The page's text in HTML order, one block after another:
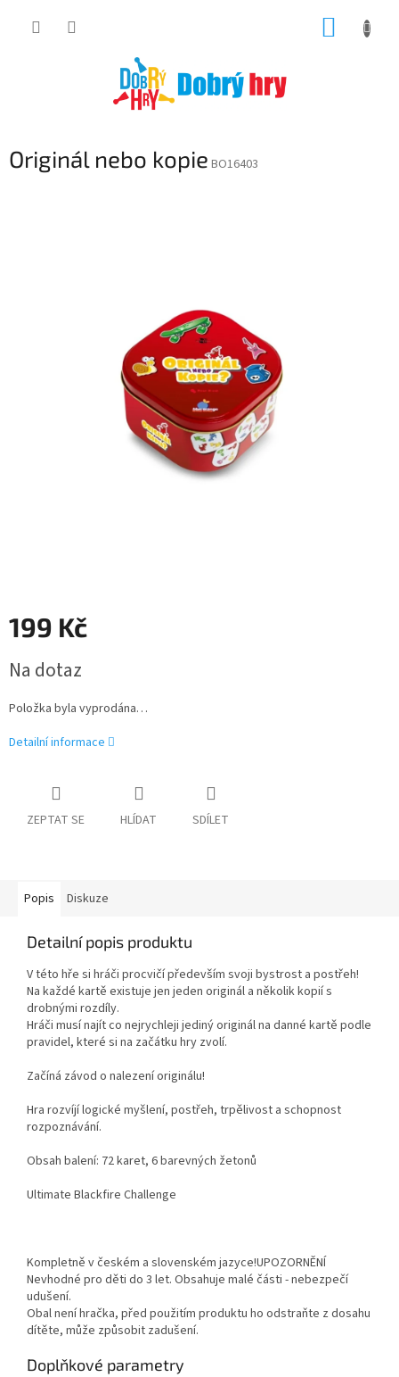
Originál nebo kopie BO16403
199 Kč
cena:
Na dotaz
Položka byla vyprodána…
Detailní informace
ZEPTAT SE HLÍDAT SDÍLET
Popis Diskuze
Detailní popis produktu
V této hře si hráči procvičí především svoji bystrost a postřeh!
Na každé kartě existuje jen jeden originál a několik kopií s
drobnými rozdíly.
Hráči musí najít co nejrychleji jediný originál na danné kartě podle
pravidel, které si na začátku hry zvolí.
Začíná závod o nalezení originálu!
Hra rozvíjí logické myšlení, postřeh, trpělivost a schopnost
rozpoznávání.
Obsah balení: 72 karet, 6 barevných žetonů
Ultimate Blackfire Challenge
Kompletně v českém a slovenském jazyce!UPOZORNĚNÍ
Nevhodné pro děti do 3 let. Obsahuje malé části - nebezpečí
udušení.
Obal není hračka, před použitím produktu ho odstraňte z dosahu
dítěte, může způsobit zadušení.
Doplňkové parametry